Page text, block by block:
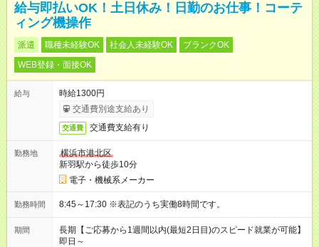
給与即払いOK！土日休み！日勤のお仕事！コーテ
ィング機操作
派遣 職種未経験OK 社会人未経験OK
ブランクOK
WEB登録・面接OK
給与
時給1300円
交通費別途支給あり
交通費 交通費支給有り
勤務地
横浜市港北区
新羽駅から徒歩10分
電子・機械系メーカー
勤務時間 8:45～17:30 ※表記のうち実働8時間です。
期間
長期【ご応募から1週間以内(最短2日目)のスピード就業が可能】
即日～